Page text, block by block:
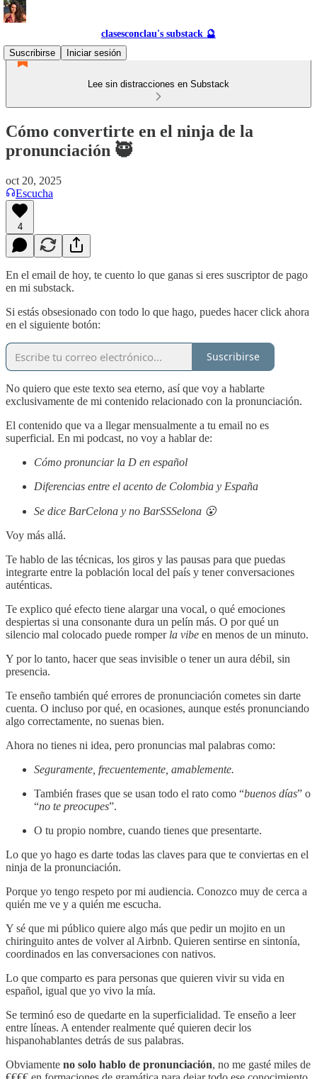
clasesconclau's substack 🔮
Suscribirse
Iniciar sesión
Lee sin distracciones en Substack
Cómo convertirte en el ninja de la
pronunciación 🥷
oct 20, 2025
Escucha
4
En el email de hoy, te cuento lo que ganas si eres suscriptor de pago
en mi substack.
Si estás obsesionado con todo lo que hago, puedes hacer click ahora
en el siguiente botón:
Suscribirse
No quiero que este texto sea eterno, así que voy a hablarte
exclusivamente de mi contenido relacionado con la pronunciación.
El contenido que va a llegar mensualmente a tu email no es
superficial. En mi podcast, no voy a hablar de:
Cómo pronunciar la D en español
Diferencias entre el acento de Colombia y España
Se dice BarCelona y no BarSSSelona 😮
Voy más allá.
Te hablo de las técnicas, los giros y las pausas para que puedas
integrarte entre la población local del país y tener conversaciones
auténticas.
Te explico qué efecto tiene alargar una vocal, o qué emociones
despiertas si una consonante dura un pelín más. O por qué un
silencio mal colocado puede romper la vibe en menos de un minuto.
Y por lo tanto, hacer que seas invisible o tener un aura débil, sin
presencia.
Te enseño también qué errores de pronunciación cometes sin darte
cuenta. O incluso por qué, en ocasiones, aunque estés pronunciando
algo correctamente, no suenas bien.
Ahora no tienes ni idea, pero pronuncias mal palabras como:
Seguramente, frecuentemente, amablemente.
También frases que se usan todo el rato como “buenos días” o
“no te preocupes”.
O tu propio nombre, cuando tienes que presentarte.
Lo que yo hago es darte todas las claves para que te conviertas en el
ninja de la pronunciación.
Porque yo tengo respeto por mi audiencia. Conozco muy de cerca a
quién me ve y a quién me escucha.
Y sé que mi público quiere algo más que pedir un mojito en un
chiringuito antes de volver al Airbnb. Quieren sentirse en sintonía,
coordinados en las conversaciones con nativos.
Lo que comparto es para personas que quieren vivir su vida en
español, igual que yo vivo la mía.
Se terminó eso de quedarte en la superficialidad. Te enseño a leer
entre líneas. A entender realmente qué quieren decir los
hispanohablantes detrás de sus palabras.
Obviamente no solo hablo de pronunciación, no me gasté miles de